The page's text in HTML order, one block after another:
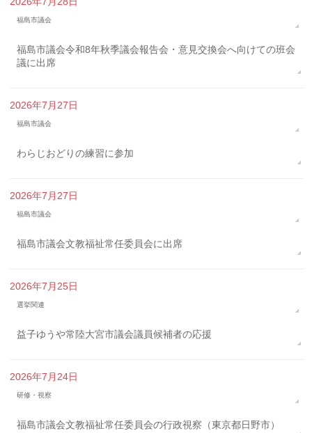
福島市議会
福島市議会令和8年秋季議会報告会・意見交換会へ向けての班会
議に出席
2026年7月27日
福島市議会
わらじおどりの練習に参加
2026年7月27日
福島市議会
福島市議会文教福祉常任委員会に出席
2026年7月25日
選挙関連
益子ゆうや常陸大宮市議会議員候補者の応援
2026年7月24日
研修・視察
福島市議会文教福祉常任委員会の行政視察（東京都日野市）